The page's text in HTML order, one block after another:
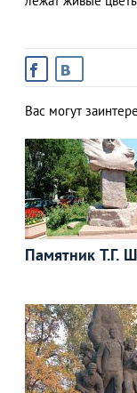
АЗАД
Вас могут
Памятник Т.Г.